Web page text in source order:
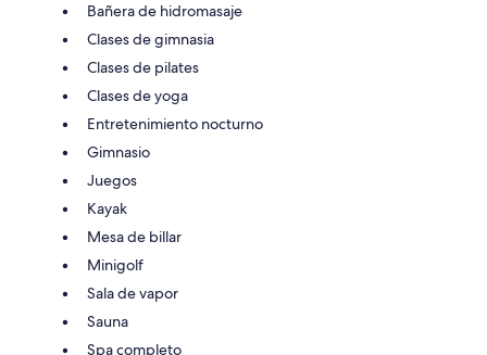
Bañera de hidromasaje
Clases de gimnasia
Clases de pilates
Clases de yoga
Entretenimiento nocturno
Gimnasio
Juegos
Kayak
Mesa de billar
Minigolf
Sala de vapor
Sauna
Spa completo